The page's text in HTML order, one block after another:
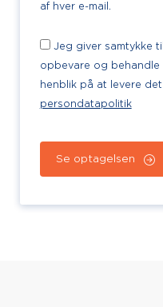
af hver e-mail.
Jeg giver samtykke
opbevare og behandle
henblik på at levere
persondatapolitik